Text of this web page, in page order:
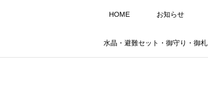
HOME お知らせ
水晶・避難セット・御守り・御札